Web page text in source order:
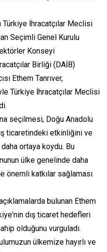
Türkiye İhracatçılar Meclisi
Seçimli Genel Kurulu
Konseyi
Birliği (DAİB)
Ethem Tanrıver,
Türkiye İhracatçılar Meclisi
seçilmesi, Doğu Anadolu
ticaretindeki etkinliğini ve
ortaya koydu. Bu
ülke genelinde daha
katkılar sağlaması
bulunan Ethem
dış ticaret hedefleri
olduğunu vurguladı.
ülkemize hayırlı ve